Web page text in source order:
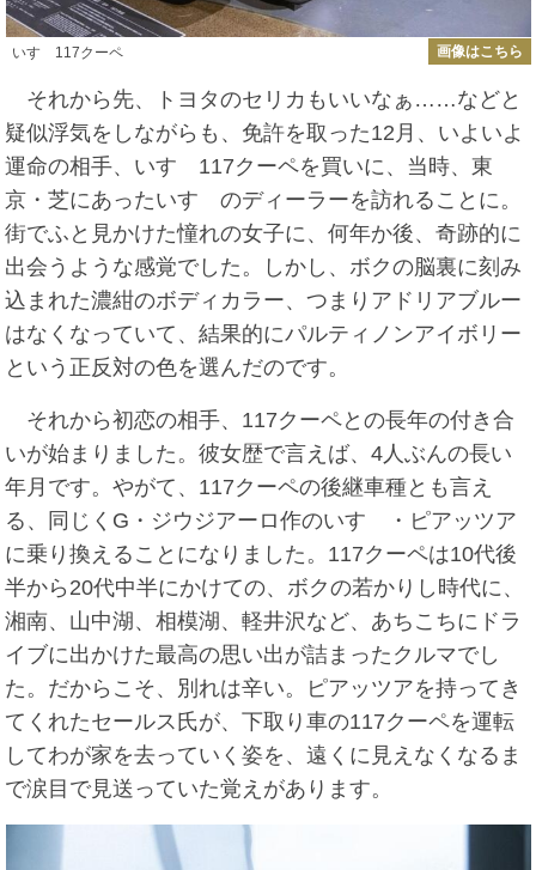
いすゞ117クーペ 画像はこちら
それから先、トヨタのセリカもいいなぁ……などと
疑似浮気をしながらも、免許を取った12月、いよいよ
運命の相手、いすゞ117クーペを買いに、当時、東
京・芝にあったいすゞのディーラーを訪れることに。
街でふと見かけた憧れの女子に、何年か後、奇跡的に
出会うような感覚でした。しかし、ボクの脳裏に刻み
込まれた濃紺のボディカラー、つまりアドリアブルー
はなくなっていて、結果的にパルティノンアイボリー
という正反対の色を選んだのです。
それから初恋の相手、117クーペとの長年の付き合
いが始まりました。彼女歴で言えば、4人ぶんの長い
年月です。やがて、117クーペの後継車種とも言え
る、同じくG・ジウジアーロ作のいすゞ・ピアッツア
に乗り換えることになりました。117クーペは10代後
半から20代中半にかけての、ボクの若かりし時代に、
湘南、山中湖、相模湖、軽井沢など、あちこちにドラ
イブに出かけた最高の思い出が詰まったクルマでし
た。だからこそ、別れは辛い。ピアッツアを持ってき
てくれたセールス氏が、下取り車の117クーペを運転
してわが家を去っていく姿を、遠くに見えなくなるま
で涙目で見送っていた覚えがあります。